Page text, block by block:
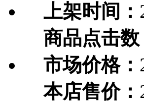
上架时间：
商品点击数
市场价格：
本店售价：